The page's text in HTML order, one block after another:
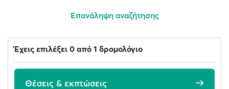
Επανάληψη αναζήτησης
Έχεις επιλέξει 0 από 1 δρομολόγιο
Θέσεις & εκπτώσεις